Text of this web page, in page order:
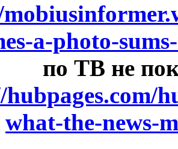
a-photo-
по ТВ не
what-the-news-